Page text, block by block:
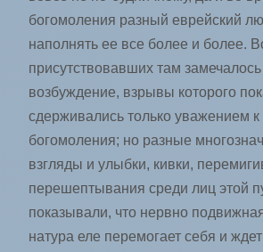
богомоления разный ­еврейский
наполнять ее все более и более.
присутствовавших там
возбуждение, взрывы которого
сдерживались только уважением к
богомоления; но разные
взгляды и улыбки, кивки,
перешептывания среди лиц этой
показывали, что нервно
натура еле перемогает себя и